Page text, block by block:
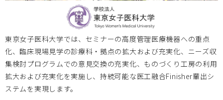
2024/10/18 第78回国立病院機構総合医学会 特別企画「進
化していく病院のための開拓と連携」 ～次世代医療システ
ム産業化フォーラム2024 特別例会～のお知らせ
お知らせ
東京女子医科大学では、セミナーの高度管理医療機器への重点
化、臨床現場見学の診療科・拠点の拡大および充実化、ニーズ収
集検討プログラムでの意見交換の充実化、ものづくり工房の利用
拡大および充実化を実施し、持続可能な医工融合Finisher輩出シ
ステムを実現します。